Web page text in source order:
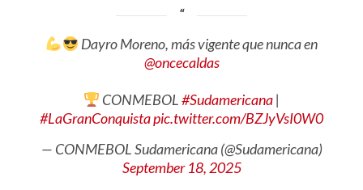
Dayro Moreno, más vigente que nunca en
@oncecaldas
CONMEBOL#Sudamericana|
#LaGranConquistapic.twitter.com/BZJyVsI0W0
— CONMEBOL Sudamericana (@Sudamericana)
September 18, 2025